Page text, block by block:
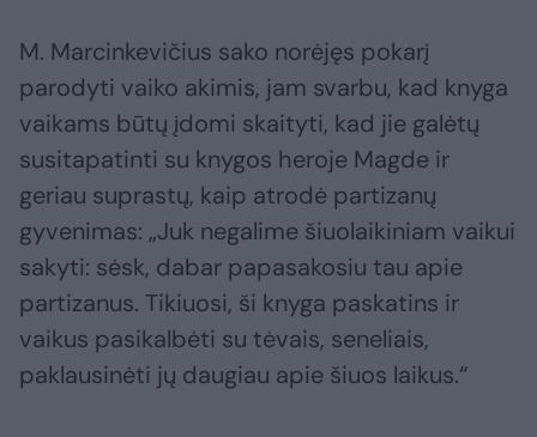
M. Marcinkevičius sako norėjęs pokarį
parodyti vaiko akimis, jam svarbu, kad knyga
vaikams būtų įdomi skaityti, kad jie galėtų
susitapatinti su knygos heroje Magde ir
geriau suprastų, kaip atrodė partizanų
gyvenimas: „Juk negalime šiuolaikiniam vaikui
sakyti: sėsk, dabar papasakosiu tau apie
partizanus. Tikiuosi, ši knyga paskatins ir
vaikus pasikalbėti su tėvais, seneliais,
paklausinėti jų daugiau apie šiuos laikus.“